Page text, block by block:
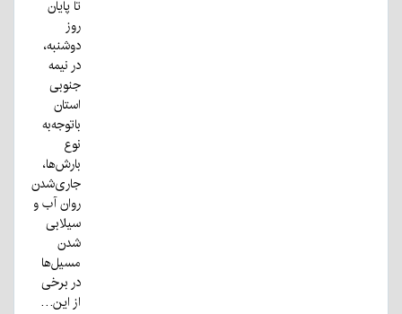
تا پایان
روز
دوشنبه،
در نیمه
جنوبی
استان
باتوجه‌به
نوع
بارش‌ها،
جاری‌شدن
روان آب و
سیلابی
شدن
مسیل‌ها
در برخی
از این…